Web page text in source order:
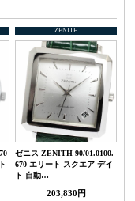
ZENITH
ゼニス ZENITH 90/01.0100.
670 エリート スクエア デイ
ト 自動…
203,830円